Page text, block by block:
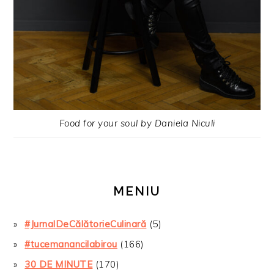
Food for your soul by Daniela Niculi
MENIU
#JurnalDeCălătorieCulinară (5)
#tucemanancilabirou (166)
30 DE MINUTE(170)